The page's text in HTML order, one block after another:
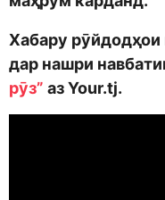
Хабару
дар нашри
рӯз” аз Your.tj.